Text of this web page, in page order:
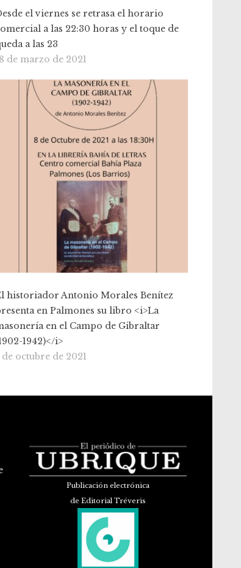
el viernes se retrasa el horario
a las 22:30 horas y el toque de
a las 23
de marzo de 2021
historiador Antonio Morales Benítez
en Palmones su libro <i>La
en el Campo de Gibraltar
1942)</i>
de octubre de 2021
Publicación electrónica
de Editorial Tréveris